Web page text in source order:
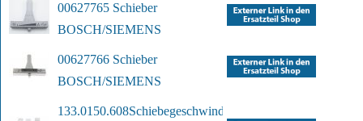
00627765 Schieber
BOSCH/SIEMENS
00627766 Schieber
BOSCH/SIEMENS
133.0150.608Schiebegeschwindigkeitsschalter